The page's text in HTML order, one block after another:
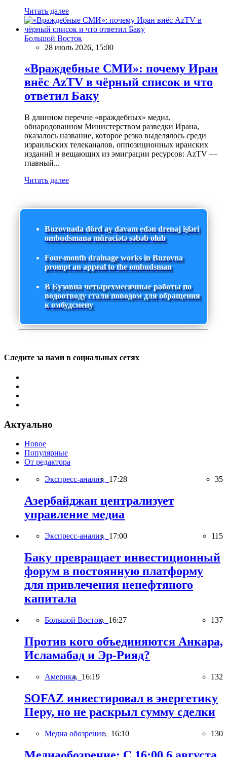
Читать далее
Большой Восток
28 июль 2026, 15:00
«Враждебные СМИ»: почему Иран
внёс AzTV в чёрный список и что
ответил Баку
В длинном перечне «враждебных» медиа,
обнародованном Министерством разведки Ирана,
оказалось название, которое резко выделялось среди
израильских телеканалов, оппозиционных иранских
изданий и вещающих из эмиграции ресурсов: AzTV —
главный...
Читать далее
Buzovnada dörd ay davam edən drenaj işləri
ombudsmana müraciətə səbəb olub
Four-month drainage works in Buzovna
prompt an appeal to the ombudsman
В Бузовна четырехмесячные работы по
водоотводу стали поводом для обращения
к омбудсмену
Следите за нами в социальных сетях
Актуально
Новое
Популярные
От редактора
Экспресс-анализ, 17:28 35
Азербайджан централизует
управление медиа
Экспресс-анализ, 17:00 115
Баку превращает инвестиционный
форум в постоянную платформу
для привлечения ненефтяного
капитала
Большой Восток, 16:27 137
Против кого объединяются Анкара,
Исламабад и Эр-Рияд?
Америка, 16:19 132
SOFAZ инвестировал в энергетику
Перу, но не раскрыл сумму сделки
Медиа обозрение, 16:10 130